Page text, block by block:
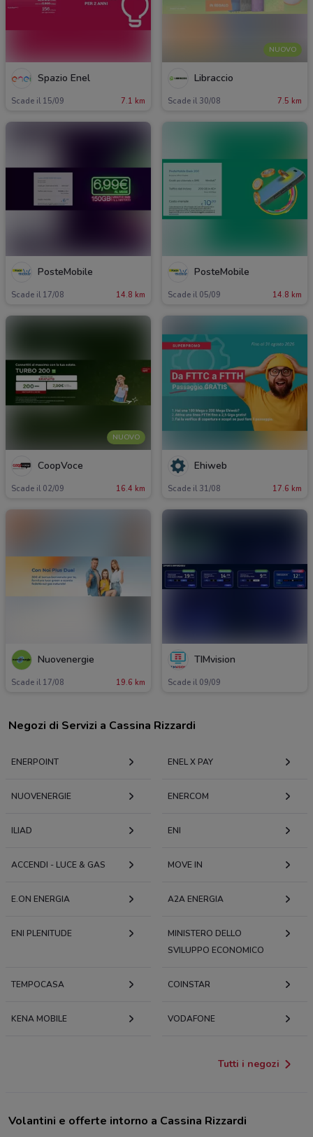
Spazio Enel
Scade il 15/09 7.1 km
NUOVO
Libraccio
Scade il 30/08 7.5 km
PosteMobile
Scade il 17/08 14.8 km
PosteMobile
Scade il 05/09 14.8 km
NUOVO
CoopVoce
Scade il 02/09 16.4 km
Ehiweb
Scade il 31/08 17.6 km
Nuovenergie
Scade il 17/08 19.6 km
TIMvision
Scade il 09/09
Negozi di Servizi a Cassina Rizzardi
ENERPOINT ENEL X PAY
NUOVENERGIE ENERCOM
ILIAD ENI
ACCENDI - LUCE & GAS MOVE IN
E.ON ENERGIA A2A ENERGIA
ENI PLENITUDE
MINISTERO DELLO
SVILUPPO ECONOMICO
TEMPOCASA COINSTAR
KENA MOBILE VODAFONE
Tutti i negozi
Volantini e offerte intorno a Cassina Rizzardi